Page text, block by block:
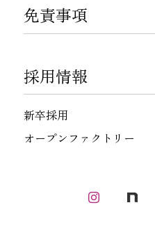
免責事項
採用情報
新卒採用
オープンファクトリー